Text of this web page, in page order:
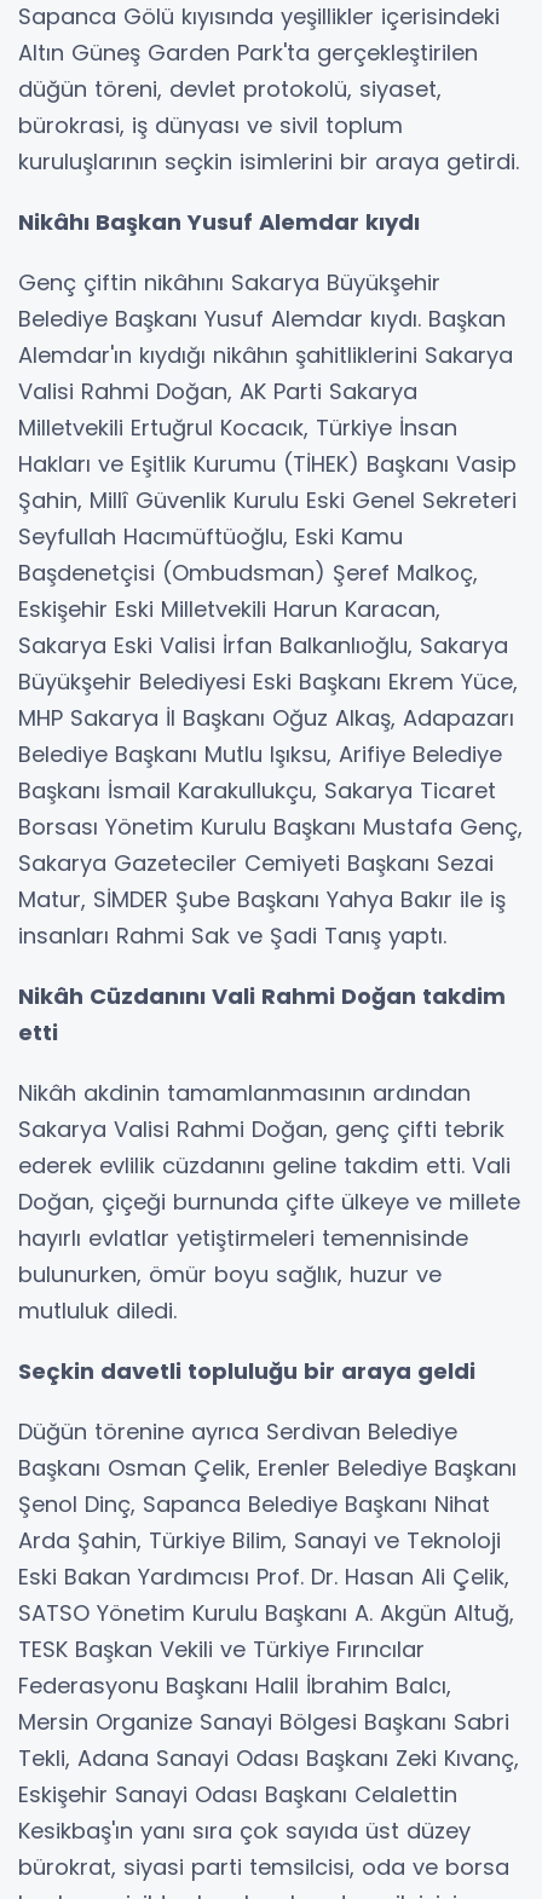
Sapanca Gölü kıyısında yeşillikler içerisindeki
Altın Güneş Garden Park'ta gerçekleştirilen
düğün töreni, devlet protokolü, siyaset,
bürokrasi, iş dünyası ve sivil toplum
kuruluşlarının seçkin isimlerini bir araya getirdi.
Nikâhı Başkan Yusuf Alemdar kıydı
Genç çiftin nikâhını Sakarya Büyükşehir
Belediye Başkanı Yusuf Alemdar kıydı. Başkan
Alemdar'ın kıydığı nikâhın şahitliklerini Sakarya
Valisi Rahmi Doğan, AK Parti Sakarya
Milletvekili Ertuğrul Kocacık, Türkiye İnsan
Hakları ve Eşitlik Kurumu (TİHEK) Başkanı Vasip
Şahin, Millî Güvenlik Kurulu Eski Genel Sekreteri
Seyfullah Hacımüftüoğlu, Eski Kamu
Başdenetçisi (Ombudsman) Şeref Malkoç,
Eskişehir Eski Milletvekili Harun Karacan,
Sakarya Eski Valisi İrfan Balkanlıoğlu, Sakarya
Büyükşehir Belediyesi Eski Başkanı Ekrem Yüce,
MHP Sakarya İl Başkanı Oğuz Alkaş, Adapazarı
Belediye Başkanı Mutlu Işıksu, Arifiye Belediye
Başkanı İsmail Karakullukçu, Sakarya Ticaret
Borsası Yönetim Kurulu Başkanı Mustafa Genç,
Sakarya Gazeteciler Cemiyeti Başkanı Sezai
Matur, SİMDER Şube Başkanı Yahya Bakır ile iş
insanları Rahmi Sak ve Şadi Tanış yaptı.
Nikâh Cüzdanını Vali Rahmi Doğan takdim
etti
Nikâh akdinin tamamlanmasının ardından
Sakarya Valisi Rahmi Doğan, genç çifti tebrik
ederek evlilik cüzdanını geline takdim etti. Vali
Doğan, çiçeği burnunda çifte ülkeye ve millete
hayırlı evlatlar yetiştirmeleri temennisinde
bulunurken, ömür boyu sağlık, huzur ve
mutluluk diledi.
Seçkin davetli topluluğu bir araya geldi
Düğün törenine ayrıca Serdivan Belediye
Başkanı Osman Çelik, Erenler Belediye Başkanı
Şenol Dinç, Sapanca Belediye Başkanı Nihat
Arda Şahin, Türkiye Bilim, Sanayi ve Teknoloji
Eski Bakan Yardımcısı Prof. Dr. Hasan Ali Çelik,
SATSO Yönetim Kurulu Başkanı A. Akgün Altuğ,
TESK Başkan Vekili ve Türkiye Fırıncılar
Federasyonu Başkanı Halil İbrahim Balcı,
Mersin Organize Sanayi Bölgesi Başkanı Sabri
Tekli, Adana Sanayi Odası Başkanı Zeki Kıvanç,
Eskişehir Sanayi Odası Başkanı Celalettin
Kesikbaş'ın yanı sıra çok sayıda üst düzey
bürokrat, siyasi parti temsilcisi, oda ve borsa